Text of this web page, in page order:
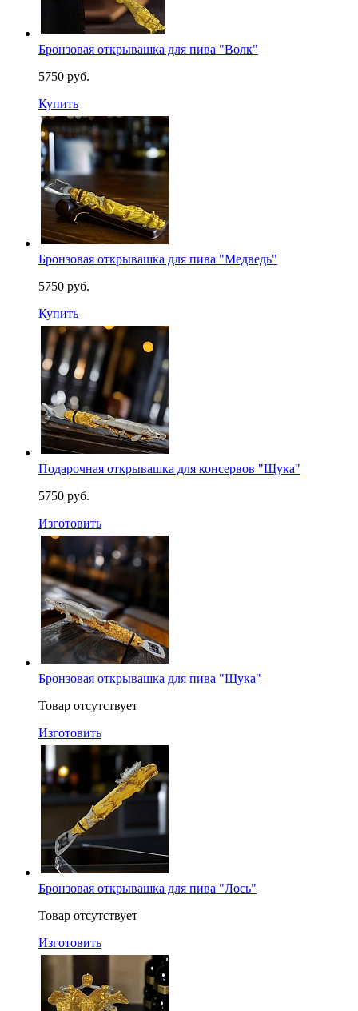
Бронзовая открывашка для пива "Волк"
5750 руб.
Купить
Бронзовая открывашка для пива "Медведь"
5750 руб.
Купить
Подарочная открывашка для консервов "Щука"
5750 руб.
Изготовить
Бронзовая открывашка для пива "Щука"
Товар отсутствует
Изготовить
Бронзовая открывашка для пива "Лось"
Товар отсутствует
Изготовить